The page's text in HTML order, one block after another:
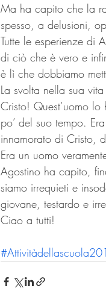
Ma ha capito che la
spesso, a delusioni,
Tutte le esperienze di
di ciò che è vero e
è lì che dobbiamo
La svolta nella sua
Cristo! Quest’uomo
po’ del suo tempo.
innamorato di Cristo,
Era un uomo
Agostino ha capito,
siamo irrequieti e
giovane, testardo e
Ciao a tutti!